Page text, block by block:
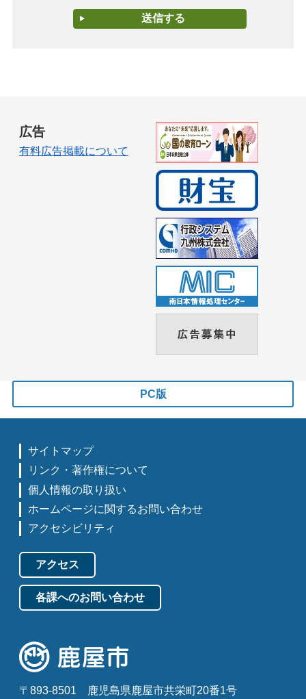
広告
有料広告掲載について
PC版
サイトマップ
リンク・著作権について
個人情報の取り扱い
ホームページに関するお問い合わせ
アクセシビリティ
アクセス
各課へのお問い合わせ
〒893-8501 鹿児島県鹿屋市共栄町20番1号